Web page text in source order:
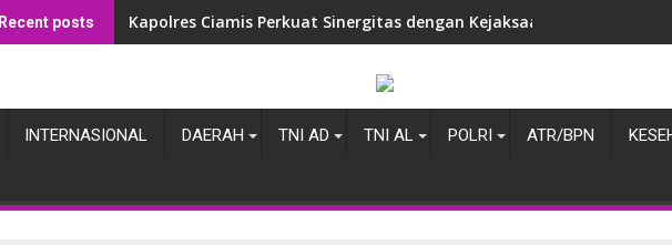
Recent posts Kapolres Ciamis Perkuat Sinergitas dengan Kejaksaan Negeri,
INTERNASIONAL DAERAH TNI AD TNI AL POLRI ATR/BPN